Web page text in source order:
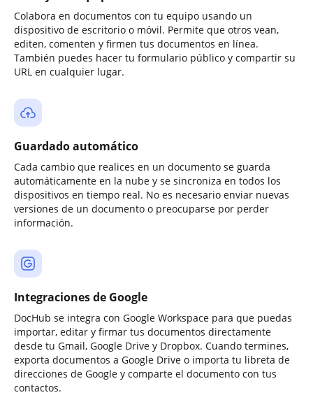
Colabora en documentos con tu equipo usando un
dispositivo de escritorio o móvil. Permite que otros vean,
editen, comenten y firmen tus documentos en línea.
También puedes hacer tu formulario público y compartir su
URL en cualquier lugar.
Guardado automático
Cada cambio que realices en un documento se guarda
automáticamente en la nube y se sincroniza en todos los
dispositivos en tiempo real. No es necesario enviar nuevas
versiones de un documento o preocuparse por perder
información.
Integraciones de Google
DocHub se integra con Google Workspace para que puedas
importar, editar y firmar tus documentos directamente
desde tu Gmail, Google Drive y Dropbox. Cuando termines,
exporta documentos a Google Drive o importa tu libreta de
direcciones de Google y comparte el documento con tus
contactos.